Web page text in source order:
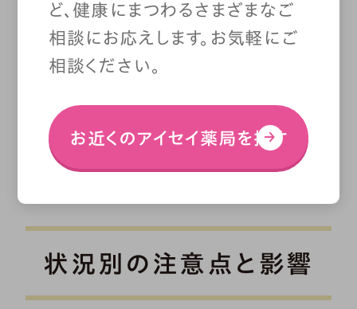
状況別の注意点と影響
ど、健康にまつわるさまざまなご
相談にお応えします。お気軽にご
相談ください。
お近くのアイセイ薬局を探す